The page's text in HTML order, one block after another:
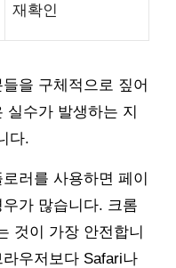
재확인
을 구체적으로 짚어
실수가 발생하는 지
다.
러를 사용하면 페이
가 많습니다. 크롬
것이 가장 안전합니
우저보다 Safari나